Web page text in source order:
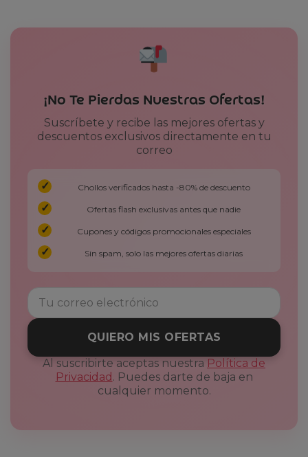
¡No Te Pierdas Nuestras Ofertas!
Suscríbete y recibe las mejores ofertas y
descuentos exclusivos directamente en tu
correo
Chollos verificados hasta -80% de descuento
Ofertas flash exclusivas antes que nadie
Cupones y códigos promocionales especiales
Sin spam, solo las mejores ofertas diarias
QUIERO MIS OFERTAS
Al suscribirte aceptas nuestra Política de
Privacidad . Puedes darte de baja en
cualquier momento.